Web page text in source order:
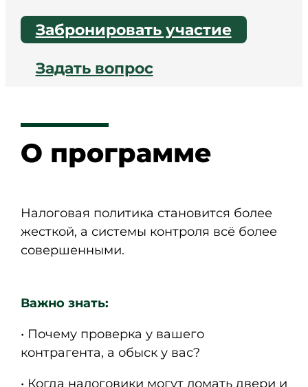
Забронировать участие
Задать вопрос
О программе
Налоговая политика становится более
жесткой, а системы контроля всё более
совершенными.
Важно знать:
• Почему проверка у вашего
контрагента, а обыск у вас?
• Когда налоговики могут ломать двери и